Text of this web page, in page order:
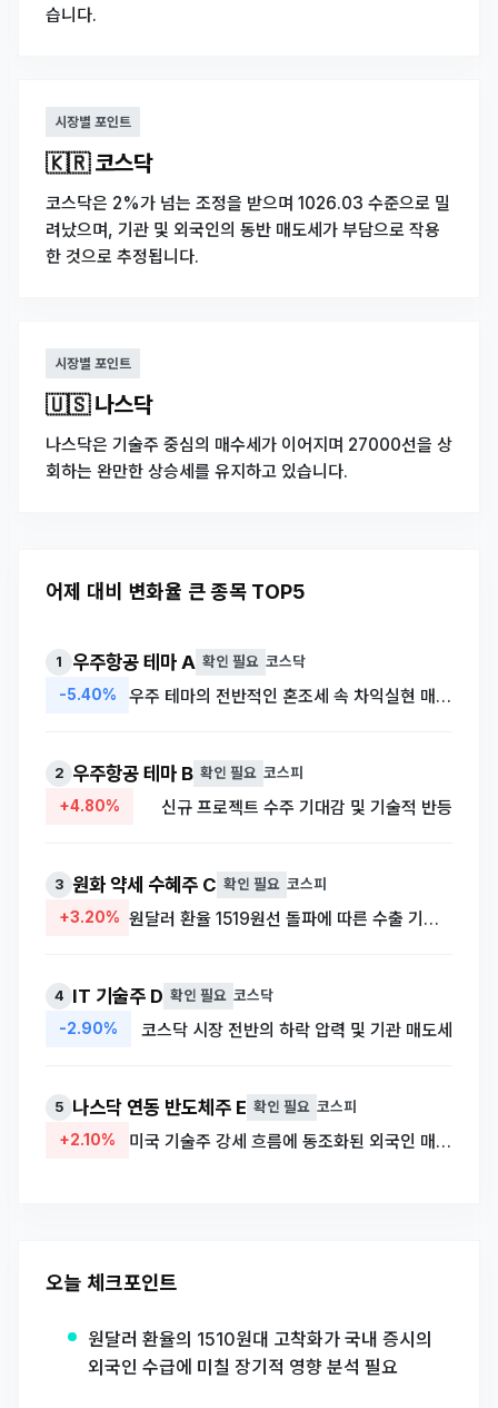
습니다.
시장별 포인트
🇰🇷 코스닥
코스닥은 2%가 넘는 조정을 받으며 1026.03 수준으로 밀
려났으며, 기관 및 외국인의 동반 매도세가 부담으로 작용
한 것으로 추정됩니다.
시장별 포인트
🇺🇸 나스닥
나스닥은 기술주 중심의 매수세가 이어지며 27000선을 상
회하는 완만한 상승세를 유지하고 있습니다.
어제 대비 변화율 큰 종목 TOP5
1 우주항공 테마 A 확인 필요 코스닥
-5.40% 우주 테마의 전반적인 혼조세 속 차익실현 매물 출회 가능성
2 우주항공 테마 B 확인 필요 코스피
+4.80% 신규 프로젝트 수주 기대감 및 기술적 반등
3 원화 약세 수혜주 C 확인 필요 코스피
+3.20% 원달러 환율 1519원선 돌파에 따른 수출 기업 실적 개선 기대
4 IT 기술주 D 확인 필요 코스닥
-2.90% 코스닥 시장 전반의 하락 압력 및 기관 매도세
5 나스닥 연동 반도체주 E 확인 필요 코스피
+2.10% 미국 기술주 강세 흐름에 동조화된 외국인 매수세 유입
오늘 체크포인트
원달러 환율의 1510원대 고착화가 국내 증시의
외국인 수급에 미칠 장기적 영향 분석 필요